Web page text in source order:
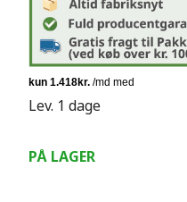
Lev. 1 dage
PÅ LAGER